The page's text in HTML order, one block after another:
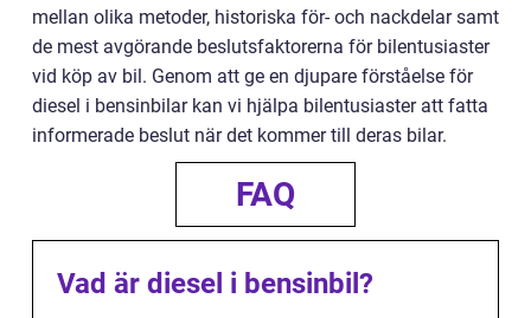
mellan olika metoder, historiska för- och nackdelar samt
de mest avgörande beslutsfaktorerna för bilentusiaster
vid köp av bil. Genom att ge en djupare förståelse för
diesel i bensinbilar kan vi hjälpa bilentusiaster att fatta
informerade beslut när det kommer till deras bilar.
FAQ
Vad är diesel i bensinbil?